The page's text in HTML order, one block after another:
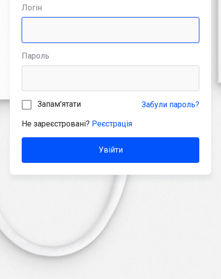
Логін
Пароль
Запам'ятати Забули пароль?
Не зареєстровані? Реєстрація